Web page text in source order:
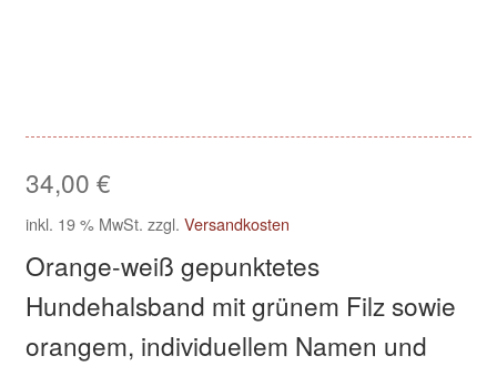
Shop
Versandarten
Warenkorb
34,00 €
inkl. 19 % MwSt. zzgl. Versandkosten
Orange-weiß gepunktetes
Hundehalsband mit grünem Filz sowie
orangem, individuellem Namen und